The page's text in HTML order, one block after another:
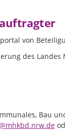
von
des Landes
Bau